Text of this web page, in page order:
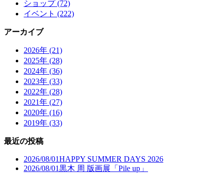
ショップ (72)
イベント (222)
アーカイブ
2026年 (21)
2025年 (28)
2024年 (36)
2023年 (33)
2022年 (28)
2021年 (27)
2020年 (16)
2019年 (33)
最近の投稿
2026/08/01HAPPY SUMMER DAYS 2026
2026/08/01黒木 周 版画展「Pile up」